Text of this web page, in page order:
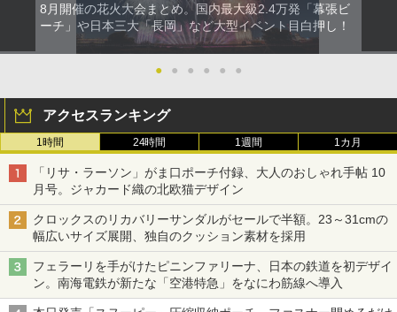
8月開催の花火大会まとめ。国内最大級2.4万発「幕張ビ
ーチ」や日本三大「長岡」など大型イベント目白押し！
● ● ● ● ● ●
アクセスランキング
1時間 24時間 1週間 1カ月
「リサ・ラーソン」がま口ポーチ付録、大人のおしゃれ手帖 10
月号。ジャカード織の北欧猫デザイン
クロックスのリカバリーサンダルがセールで半額。23～31cmの
幅広いサイズ展開、独自のクッション素材を採用
フェラーリを手がけたピニンファリーナ、日本の鉄道を初デザイ
ン。南海電鉄が新たな「空港特急」をなにわ筋線へ導入